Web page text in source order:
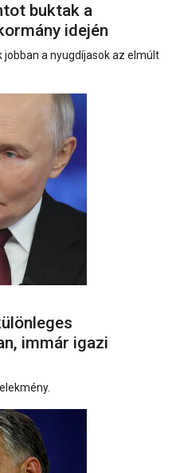
buktak a
idején
a nyugdíjasok az elmúlt
immár igazi